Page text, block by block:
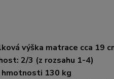
výška matrace cca 19
2/3 (z rozsahu 1-4)
hmotnosti 130 kg